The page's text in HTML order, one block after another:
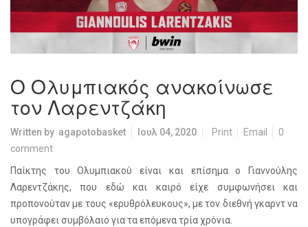
Ο Ολυμπιακός ανακοίνωσε
τον Λαρεντζάκη
Written by agapotobasket Ιουλ 04, 2020 Print Email
0
comment
Παίκτης του Ολυμπιακού είναι και επίσημα ο Γιαννούλης
Λαρεντζάκης, που εδώ και καιρό είχε συμφωνήσει και
προπονούταν με τους «ερυθρόλευκους», με τον διεθνή γκαρντ να
υπογράφει συμβόλαιο για τα επόμενα τρία χρόνια.